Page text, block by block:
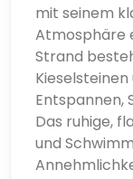
mit seinem
Atmosphäre
Strand
Entspannen,
Das ruhige,
und